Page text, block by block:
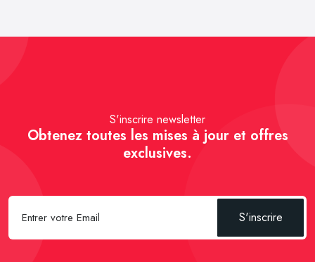
S'inscrire newsletter
Obtenez toutes les mises à jour et offres
exclusives.
S'inscrire